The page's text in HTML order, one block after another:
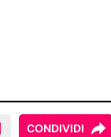
CONDIVIDI